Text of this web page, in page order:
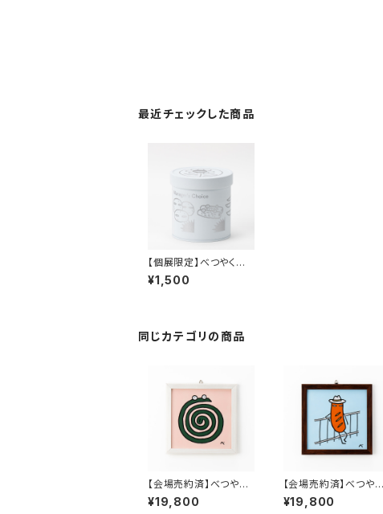
最近チェックした商品
【個展限定】べつやくれ
い 缶入りチョコ
¥1,500
同じカテゴリの商品
【会場売約済】べつやく
れい 原画1 「蚊取り線
香」
¥19,800
【会場売約済】べつやく
れい 原画2 「かっこいい
ウインナー」
¥19,800